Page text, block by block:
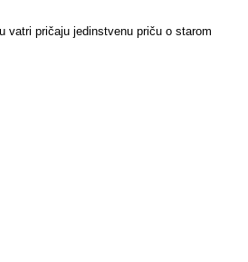
vatri pričaju jedinstvenu priču o starom